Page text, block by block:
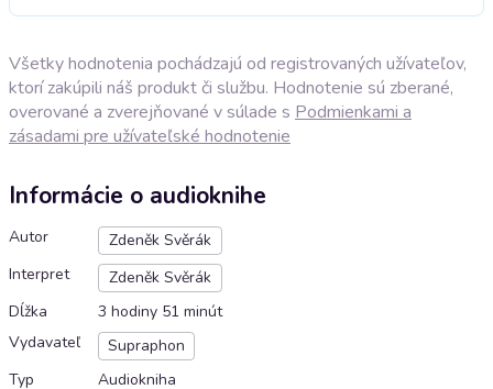
Všetky hodnotenia pochádzajú od registrovaných užívateľov,
ktorí zakúpili náš produkt či službu. Hodnotenie sú zberané,
overované a zverejňované v súlade s Podmienkami a
zásadami pre užívateľské hodnotenie
Informácie o audioknihe
Autor
Zdeněk Svěrák
Interpret
Zdeněk Svěrák
Dĺžka
3 hodiny 51 minút
Vydavateľ
Supraphon
Typ
Audiokniha